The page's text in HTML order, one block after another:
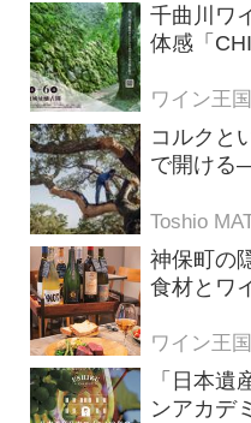
千曲川ワ
体感「
ワイン王
コルクと
で開ける
Toshio
神保町の
食材とワ
ワイン王
「日本遺
ンアカデ